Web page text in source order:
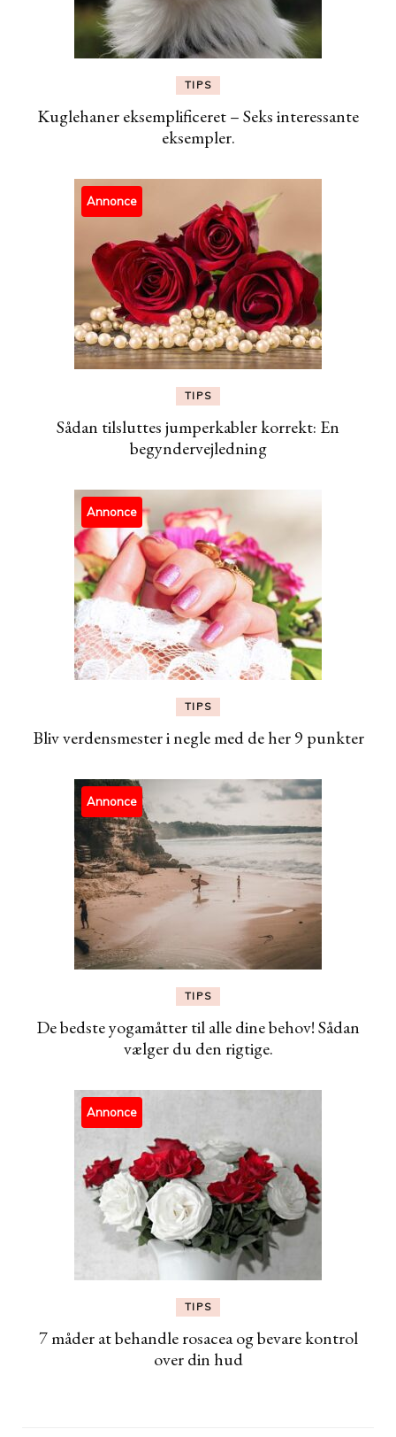
TIPS
Kuglehaner eksemplificeret – Seks interessante
eksempler.
Annonce
TIPS
Sådan tilsluttes jumperkabler korrekt: En
begyndervejledning
Annonce
TIPS
Bliv verdensmester i negle med de her 9 punkter
Annonce
TIPS
De bedste yogamåtter til alle dine behov! Sådan
vælger du den rigtige.
Annonce
TIPS
7 måder at behandle rosacea og bevare kontrol
over din hud